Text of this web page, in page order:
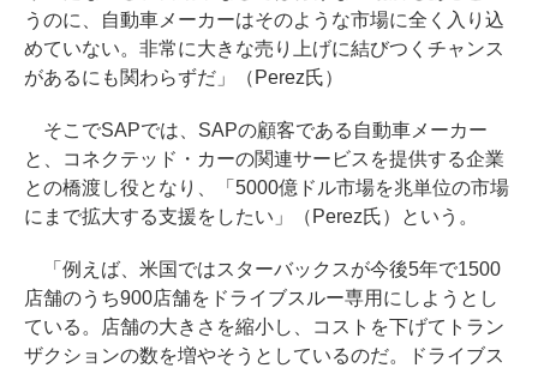
うのに、自動車メーカーはそのような市場に全く入り込
めていない。非常に大きな売り上げに結びつくチャンス
があるにも関わらずだ」（Perez氏）
そこでSAPでは、SAPの顧客である自動車メーカー
と、コネクテッド・カーの関連サービスを提供する企業
との橋渡し役となり、「5000億ドル市場を兆単位の市場
にまで拡大する支援をしたい」（Perez氏）という。
「例えば、米国ではスターバックスが今後5年で1500
店舗のうち900店舗をドライブスルー専用にしようとし
ている。店舗の大きさを縮小し、コストを下げてトラン
ザクションの数を増やそうとしているのだ。ドライブス